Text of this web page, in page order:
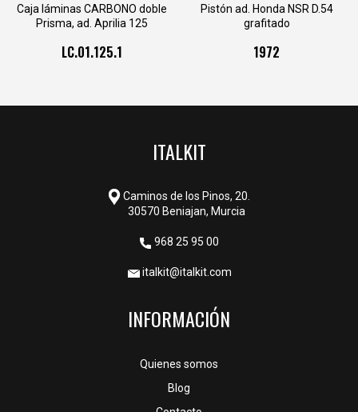
Caja láminas CARBONO doble
Prisma, ad. Aprilia 125
LC.01.125.1
Pistón ad. Honda NSR D.54
grafitado
1972
ITALKIT
Caminos de los Pinos, 20.
30570 Beniajan, Murcia
968 25 95 00
italkit@italkit.com
INFORMACIÓN
Quienes somos
Blog